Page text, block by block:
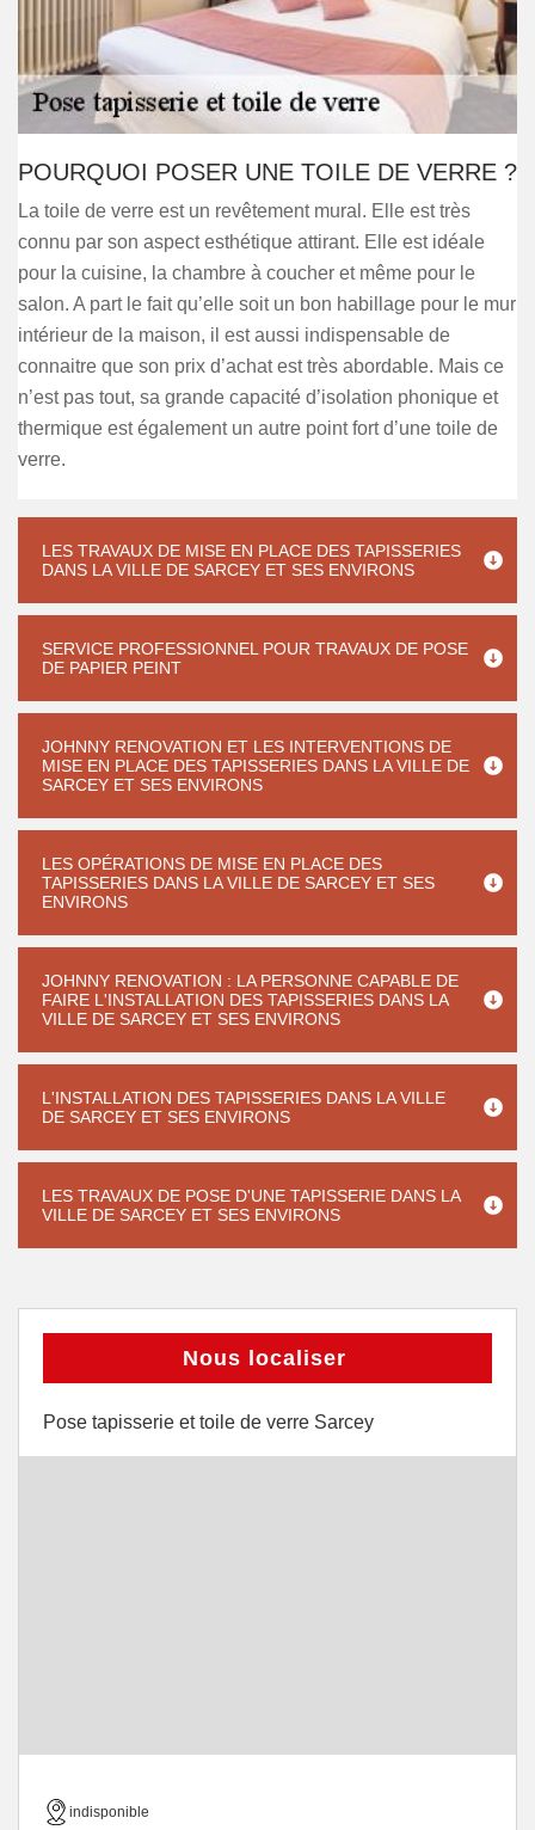
POURQUOI POSER UNE TOILE DE VERRE ?
La toile de verre est un revêtement mural. Elle est très
connu par son aspect esthétique attirant. Elle est idéale
pour la cuisine, la chambre à coucher et même pour le
salon. A part le fait qu’elle soit un bon habillage pour le mur
intérieur de la maison, il est aussi indispensable de
connaitre que son prix d’achat est très abordable. Mais ce
n’est pas tout, sa grande capacité d’isolation phonique et
thermique est également un autre point fort d’une toile de
verre.
LES TRAVAUX DE MISE EN PLACE DES TAPISSERIES
DANS LA VILLE DE SARCEY ET SES ENVIRONS
SERVICE PROFESSIONNEL POUR TRAVAUX DE POSE
DE PAPIER PEINT
JOHNNY RENOVATION ET LES INTERVENTIONS DE
MISE EN PLACE DES TAPISSERIES DANS LA VILLE DE
SARCEY ET SES ENVIRONS
LES OPÉRATIONS DE MISE EN PLACE DES
TAPISSERIES DANS LA VILLE DE SARCEY ET SES
ENVIRONS
JOHNNY RENOVATION : LA PERSONNE CAPABLE DE
FAIRE L'INSTALLATION DES TAPISSERIES DANS LA
VILLE DE SARCEY ET SES ENVIRONS
L'INSTALLATION DES TAPISSERIES DANS LA VILLE
DE SARCEY ET SES ENVIRONS
LES TRAVAUX DE POSE D'UNE TAPISSERIE DANS LA
VILLE DE SARCEY ET SES ENVIRONS
Nous localiser
Pose tapisserie et toile de verre Sarcey
indisponible